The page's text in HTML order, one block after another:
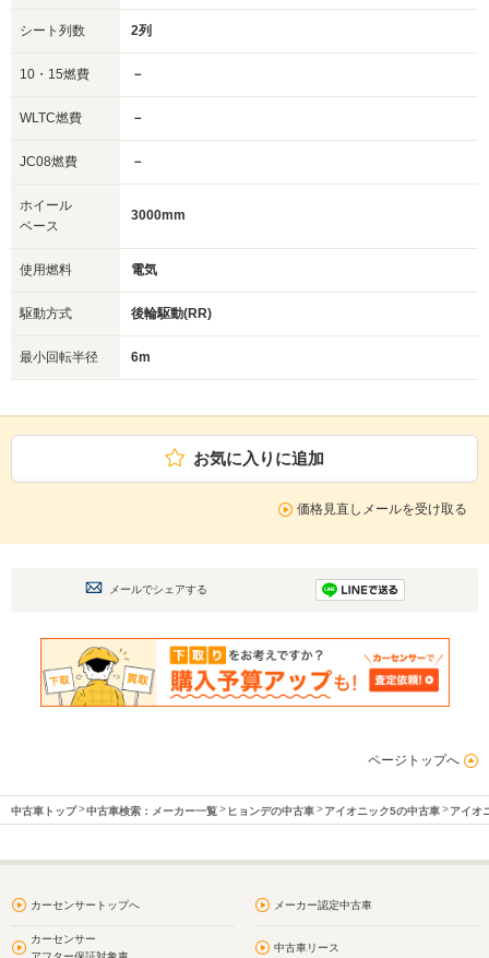
シート列数 2列
10・15燃費 －
WLTC燃費 －
JC08燃費 －
ホイール
ベース
3000mm
使用燃料 電気
駆動方式 後輪駆動(RR)
最小回転半径 6m
お気に入りに追加
価格見直しメールを受け取る
メールでシェアする
ページトップへ
中古車トップ 中古車検索：メーカー一覧 ヒョンデの中古車 アイオニック5の中古車 アイオ
カーセンサートップへ メーカー認定中古車
カーセンサー
中古車リース